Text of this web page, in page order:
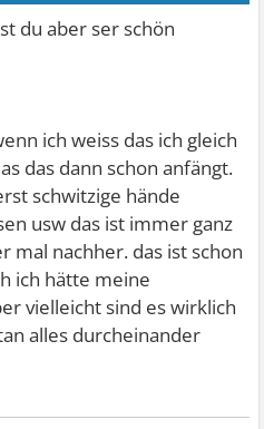
du aber ser schön
ich weiss das ich gleich
das dann schon anfängt.
schwitzige hände
usw das ist immer ganz
mal nachher. das ist schon
ich hätte meine
vielleicht sind es wirklich
alles durcheinander